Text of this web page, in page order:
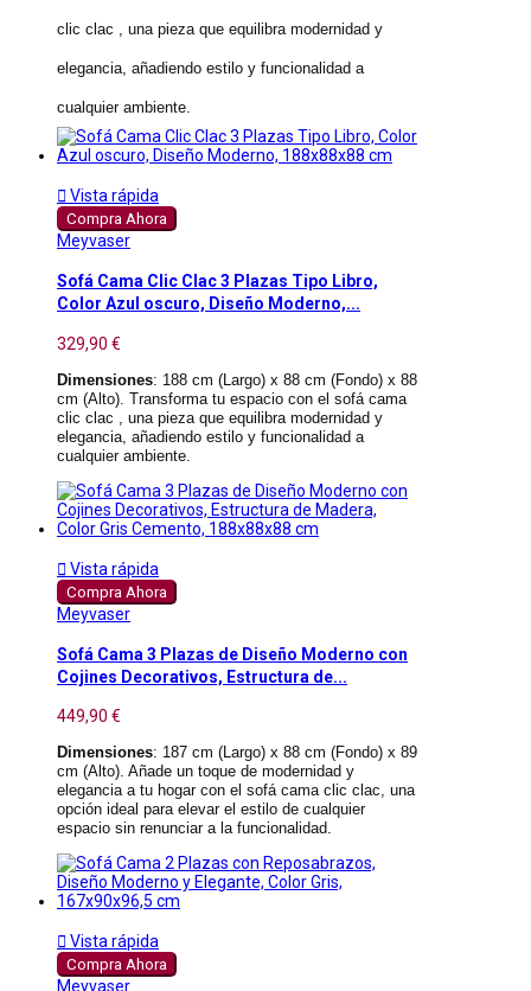
clic clac , una pieza que equilibra modernidad y
elegancia, añadiendo estilo y funcionalidad a
cualquier ambiente.
 Vista rápida
Compra Ahora
Meyvaser
Sofá Cama Clic Clac 3 Plazas Tipo Libro,
Color Azul oscuro, Diseño Moderno,...
329,90 €
Dimensiones: 188 cm (Largo) x 88 cm (Fondo) x 88
cm (Alto). Transforma tu espacio con el sofá cama
clic clac , una pieza que equilibra modernidad y
elegancia, añadiendo estilo y funcionalidad a
cualquier ambiente.
 Vista rápida
Compra Ahora
Meyvaser
Sofá Cama 3 Plazas de Diseño Moderno con
Cojines Decorativos, Estructura de...
449,90 €
Dimensiones: 187 cm (Largo) x 88 cm (Fondo) x 89
cm (Alto). Añade un toque de modernidad y
elegancia a tu hogar con el sofá cama clic clac, una
opción ideal para elevar el estilo de cualquier
espacio sin renunciar a la funcionalidad.
 Vista rápida
Compra Ahora
Meyvaser